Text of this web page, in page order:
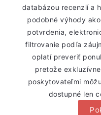
databázou recenzií a
podobné výhody
potvrdenia,
filtrovanie podľa
oplatí preveriť
pretože
poskytovateľmi
dostupné len